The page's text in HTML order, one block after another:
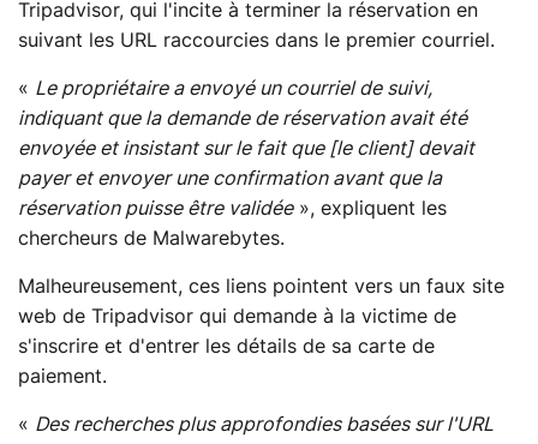
Tripadvisor, qui l'incite à terminer la réservation en
suivant les URL raccourcies dans le premier courriel.
« Le propriétaire a envoyé un courriel de suivi,
indiquant que la demande de réservation avait été
envoyée et insistant sur le fait que [le client] devait
payer et envoyer une confirmation avant que la
réservation puisse être validée», expliquent les
chercheurs de Malwarebytes.
Malheureusement, ces liens pointent vers un faux site
web de Tripadvisor qui demande à la victime de
s'inscrire et d'entrer les détails de sa carte de
paiement.
« Des recherches plus approfondies basées sur l'URL